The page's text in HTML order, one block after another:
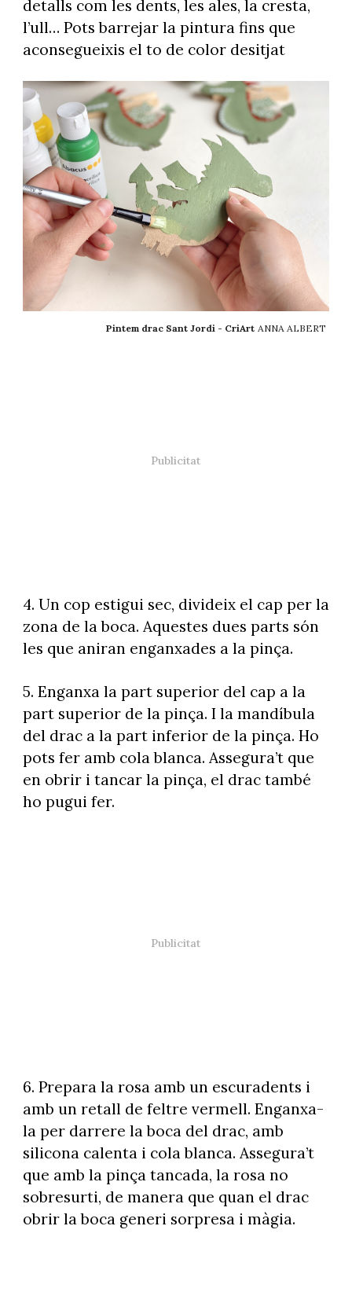
detalls com les dents, les ales, la cresta,
l’ull… Pots barrejar la pintura fins que
aconsegueixis el to de color desitjat
Pintem drac Sant Jordi - CriArt ANNA ALBERT
4. Un cop estigui sec, divideix el cap per la
zona de la boca. Aquestes dues parts són
les que aniran enganxades a la pinça.
5. Enganxa la part superior del cap a la
part superior de la pinça. I la mandíbula
del drac a la part inferior de la pinça. Ho
pots fer amb cola blanca. Assegura’t que
en obrir i tancar la pinça, el drac també
ho pugui fer.
6. Prepara la rosa amb un escuradents i
amb un retall de feltre vermell. Enganxa-
la per darrere la boca del drac, amb
silicona calenta i cola blanca. Assegura’t
que amb la pinça tancada, la rosa no
sobresurti, de manera que quan el drac
obrir la boca generi sorpresa i màgia.